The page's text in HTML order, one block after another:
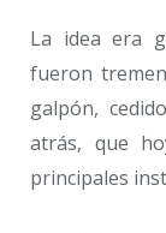
La idea era
fueron
galpón,
atrás, que
principales